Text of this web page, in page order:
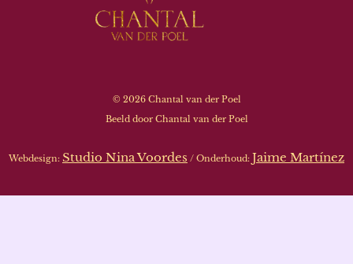
© 2026 Chantal van der Poel
Beeld door Chantal van der Poel
Webdesign: Studio Nina Voordes / Onderhoud: Jaime Martínez